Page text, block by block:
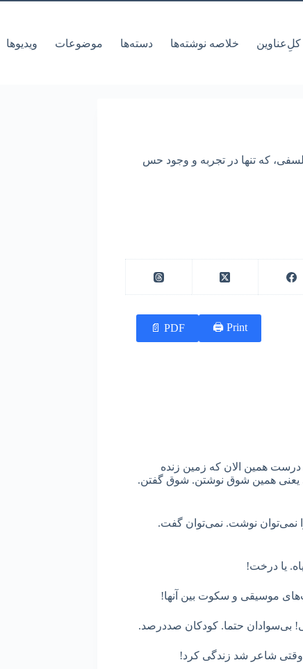
کل‌ِعناوین خلاصه نوشته‌ها دسته‌ها موضوعات ویدیوها
که تنها در تجربه و وجود حس
Print 🖨
PDF 📄
همین الان که زمین زنده
در این بازگشت. در آستانه‌ی قرن ١۴. زندگی یعنی همین شوق نوشتن. شوق گفتن.
نمی‌توان نوشت. نمی‌توان گفت.
یا درخت!
موسیقی و سکوت بین آنها!
بی‌سوادان حتما. کودکان صددرصد.
وقتی شاعر شد زندگی کرد!